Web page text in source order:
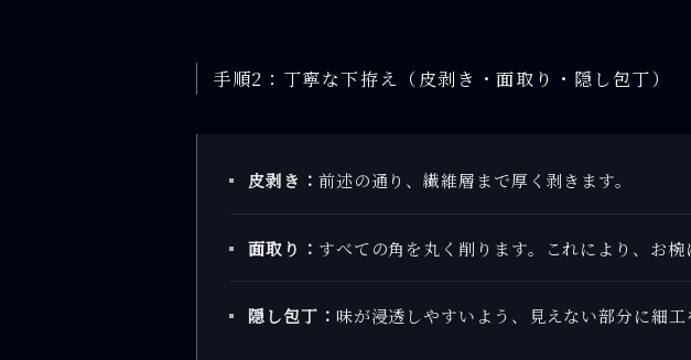
手順2：丁寧な下拵え（皮剥き・面取り・隠し包丁）
皮剥き： 前述の通り、繊維層まで厚く剥きます。
面取り： すべての角を丸く削ります。これにより、お椀
隠し包丁： 味が浸透しやすいよう、見えない部分に細工